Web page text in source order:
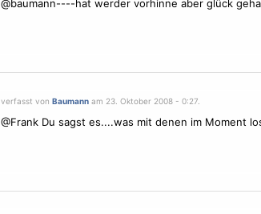
@baumann----hat werder vorhinne aber glück
verfasst von Baumannam 23. Oktober 2008 - 0:27.
@Frank Du sagst es....was mit denen im Moment